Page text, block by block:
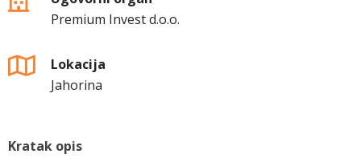
Premium Invest d.o.o.
Lokacija
Jahorina
Kratak opis